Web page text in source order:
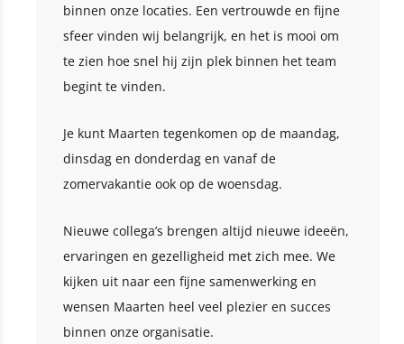
binnen onze locaties. Een vertrouwde en fijne
sfeer vinden wij belangrijk, en het is mooi om
te zien hoe snel hij zijn plek binnen het team
begint te vinden.
Je kunt Maarten tegenkomen op de maandag,
dinsdag en donderdag en vanaf de
zomervakantie ook op de woensdag.
Nieuwe collega’s brengen altijd nieuwe ideeën,
ervaringen en gezelligheid met zich mee. We
kijken uit naar een fijne samenwerking en
wensen Maarten heel veel plezier en succes
binnen onze organisatie.